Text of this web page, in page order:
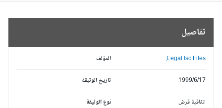
تفاصيل
المؤلف Legal Isc Files;
تاريخ الوثيقة 1999/6/17
نوع الوثيقة اتفاقية قرض